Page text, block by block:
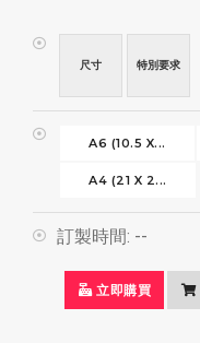
尺寸 特別要求
A6 (10.5 X...
A4 (21 X 2...
訂製時間: --
立即購買